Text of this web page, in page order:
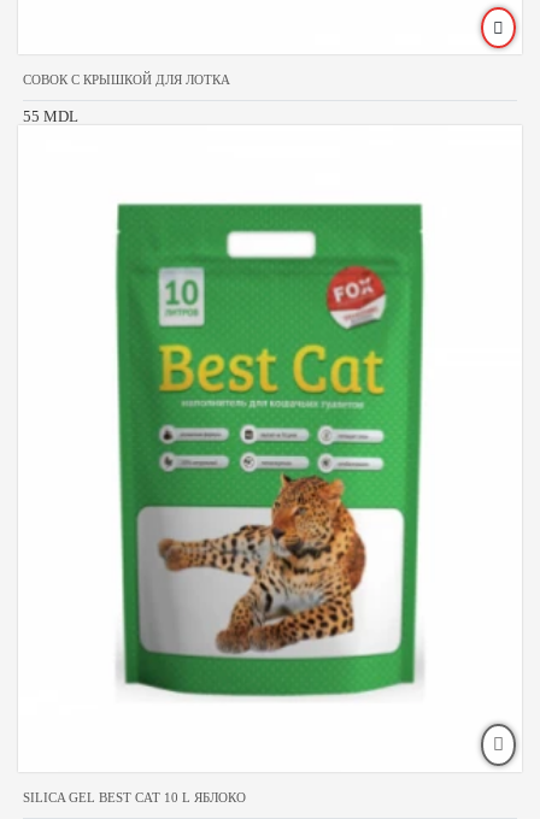
СОВОК С КРЫШКОЙ ДЛЯ ЛОТКА
55 MDL
SILICA GEL BEST CAT 10 L ЯБЛОКО